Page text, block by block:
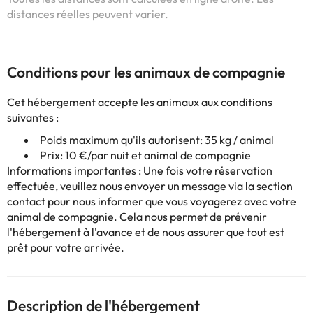
distances réelles peuvent varier.
Conditions pour les animaux de compagnie
Cet hébergement accepte les animaux aux conditions
suivantes :
Poids maximum qu'ils autorisent: 35 kg / animal
Prix: 10 €/par nuit et animal de compagnie
Informations importantes : Une fois votre réservation
effectuée, veuillez nous envoyer un message via la section
contact pour nous informer que vous voyagerez avec votre
animal de compagnie. Cela nous permet de prévenir
l'hébergement à l'avance et de nous assurer que tout est
prêt pour votre arrivée.
Description de l'hébergement